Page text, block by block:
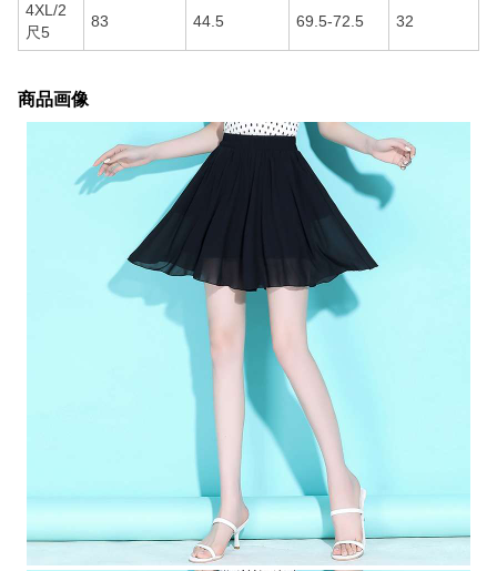
4XL/2
尺5
83 44.5 69.5-72.5 32
商品画像